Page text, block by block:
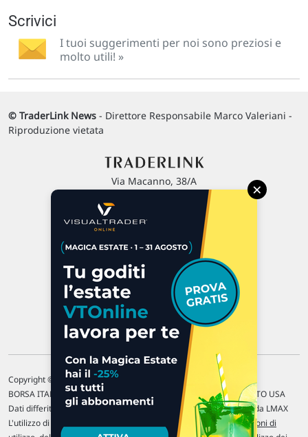
Scrivici
I tuoi suggerimenti per noi sono preziosi e
molto utili! »
© TraderLink News - Direttore Responsabile Marco Valeriani -
Riproduzione vietata
Via Macanno, 38/A
P.IVA 02 452 460 401
Chi siamo
Commenti e segnalazioni
Contattaci
Copyright © 1996-2026 Traderlink Italia s.r.l.
BORSA ITALIANA Quotazioni di borsa differite di 15 min. / MERCATO USA
Dati differiti di 15 min. (fonte Intrinio) / FOREX Quotazioni fornite da LMAX
L'utilizzo di questo sito implica l'accettazione delle nostre Condizioni di
×